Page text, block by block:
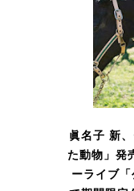
眞名子 新
た動物」発
ーライブ